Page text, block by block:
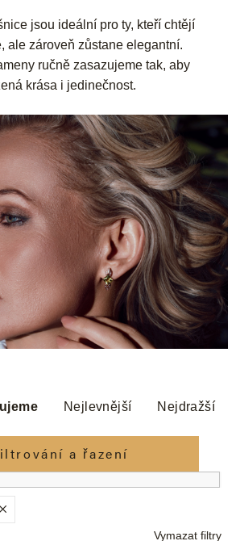
jsou ideální pro ty, kteří chtějí
ale zároveň zůstane elegantní.
ručně zasazujeme tak, aby
krása i jedinečnost.
Nejlevnější Nejdražší
a řazení
Vymazat filtry